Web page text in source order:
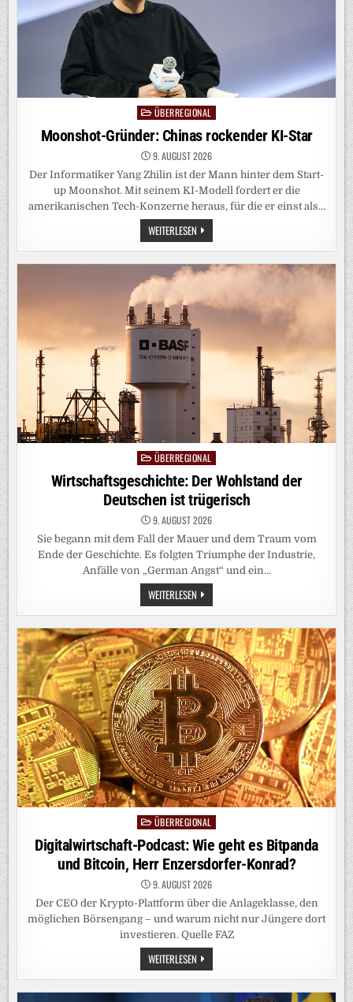
Posted
in
ÜBERREGIONAL
Moonshot-Gründer: Chinas rockender KI-Star
9. AUGUST 2026
Der Informatiker Yang Zhilin ist der Mann hinter dem Start-
up Moonshot. Mit seinem KI-Modell fordert er die
amerikanischen Tech-Konzerne heraus, für die er einst als…
WEITERLESEN MOONSHOT-
GRÜNDER:
CHINAS
ROCKENDER
KI-
STAR
PostedÜBERREGIONAL
Wirtschaftsgeschichte: Der Wohlstand der
Deutschen ist trügerisch
9. AUGUST 2026
Sie begann mit dem Fall der Mauer und dem Traum vom
Ende der Geschichte. Es folgten Triumphe der Industrie,
Anfälle von „German Angst“ und ein…
WEITERLESEN WIRTSCHAFTSGESCHICHTE:
DER
WOHLSTAND
DER
DEUTSCHEN
IST
TRÜGERISCH
Posted
in
ÜBERREGIONAL
Digitalwirtschaft-Podcast: Wie geht es Bitpanda
und Bitcoin, Herr Enzersdorfer-Konrad?
9. AUGUST 2026
Der CEO der Krypto-Plattform über die Anlageklasse, den
möglichen Börsengang – und warum nicht nur Jüngere dort
investieren. Quelle FAZ
WEITERLESEN DIGITALWIRTSCHAFT-
PODCAST:
WIE
GEHT